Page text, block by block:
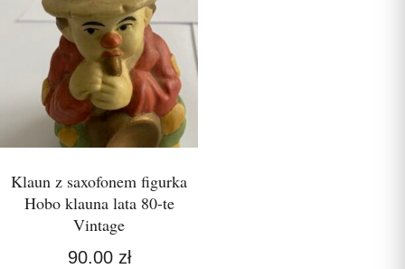
Klaun z saxofonem figurka
Hobo klauna lata 80-te
Vintage
90.00 zł